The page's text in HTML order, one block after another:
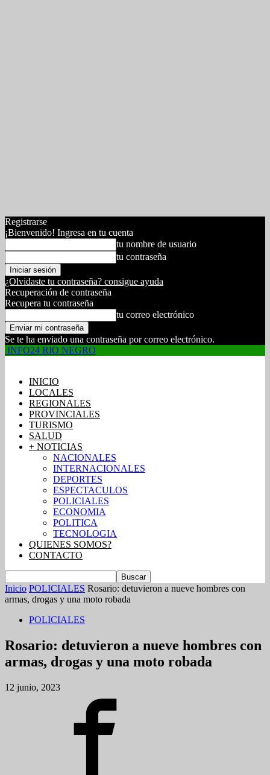
Registrarse
¡Bienvenido! Ingresa en tu cuenta
tu nombre de usuario
tu contraseña
¿Olvidaste tu contraseña? consigue ayuda
Recuperación de contraseña
Recupera tu contraseña
tu correo electrónico
Se te ha enviado una contraseña por correo electrónico.
INFO24 RIO NEGRO
INICIO
LOCALES
REGIONALES
PROVINCIALES
TURISMO
SALUD
+ NOTICIAS
NACIONALES
INTERNACIONALES
DEPORTES
ESPECTACULOS
POLICIALES
ECONOMIA
POLITICA
TECNOLOGIA
QUIENES SOMOS?
CONTACTO
Inicio POLICIALES Rosario: detuvieron a nueve hombres con
armas, drogas y una moto robada
POLICIALES
Rosario: detuvieron a nueve hombres con
armas, drogas y una moto robada
12 junio, 2023